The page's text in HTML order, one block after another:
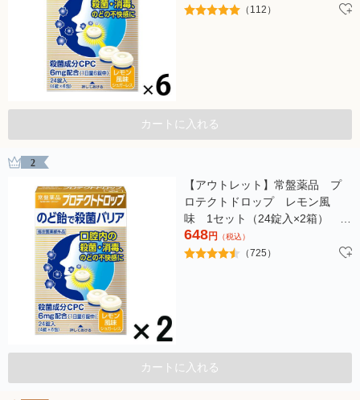
メ レモン風味 指定医薬部外
（112）
カートに入れる
2
【アウトレット】常盤薬品 プ
ロテクトドロップ レモン風
味 1セット（24錠入×2箱） の
ど飴 のどあめ アメ レモン
風味 指定医薬部外品
648円 （税込）
（725）
カートに入れる